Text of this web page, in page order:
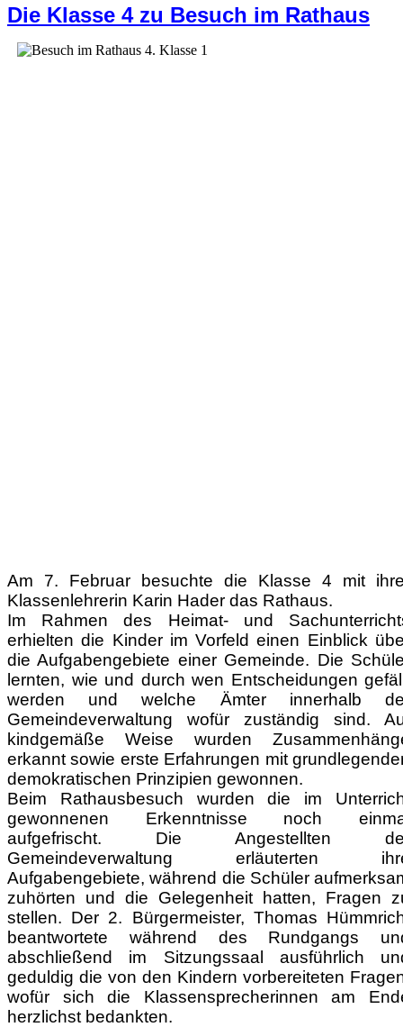
Die Klasse 4 zu Besuch im Rathaus
Am 7. Februar besuchte die Klasse 4 mit
Klassenlehrerin Karin Hader das Rathaus.
Im Rahmen des Heimat- und
erhielten die Kinder im Vorfeld einen Einblick
die Aufgabengebiete einer Gemeinde. Die
lernten, wie und durch wen Entscheidungen
werden und welche Ämter innerhalb
Gemeindeverwaltung wofür zuständig sind.
kindgemäße Weise wurden
erkannt sowie erste Erfahrungen mit
demokratischen Prinzipien gewonnen.
Beim Rathausbesuch wurden die im
gewonnenen Erkenntnisse noch
aufgefrischt. Die Angestellten
Gemeindeverwaltung erläuterten
Aufgabengebiete, während die Schüler
zuhörten und die Gelegenheit hatten, Fragen
stellen. Der 2. Bürgermeister, Thomas
beantwortete während des Rundgangs
abschließend im Sitzungssaal ausführlich
geduldig die von den Kindern vorbereiteten
wofür sich die Klassensprecherinnen am
herzlichst bedankten.